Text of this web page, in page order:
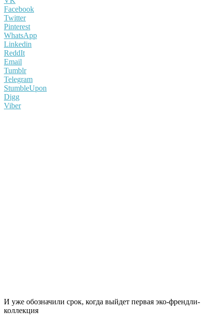
Facebook
Twitter
Pinterest
WhatsApp
Linkedin
ReddIt
Email
Tumblr
Telegram
StumbleUpon
Digg
Viber
И уже обозначили срок, когда выйдет первая эко-френдли-
коллекция